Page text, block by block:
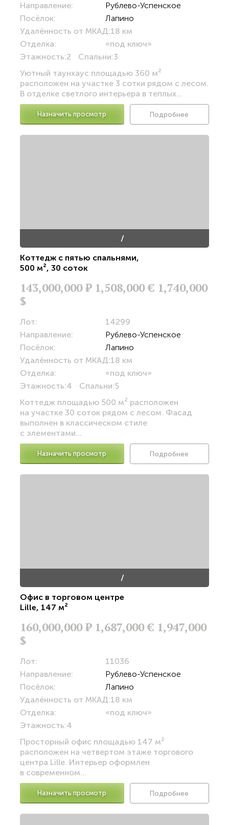
Направление:
Рублево-Успенское
Посёлок:
Лапино
Удалённость от МКАД:18 км
Отделка:
«под ключ»
Этажность:2 Спальни:3
Уютный таунхаус площадью 360 м²
расположен на участке 3 сотки рядом с лесом.
В отделке светлого интерьера в теплых...
Назначить просмотр Подробнее
/
Коттедж с пятью спальнями,
500 м², 30 соток
143,000,000Р 1,508,000 € 1,740,000
$
Лот:
14299
Направление:
Рублево-Успенское
Посёлок:
Лапино
Удалённость от МКАД:18 км
Отделка:
«под ключ»
Этажность:4 Спальни:5
Коттедж площадью 500 м² расположен
на участке 30 соток рядом с лесом. Фасад
выполнен в классическом стиле
с элементами...
Назначить просмотр Подробнее
/
Офис в торговом центре
Lille, 147 м²
160,000,000Р 1,687,000 € 1,947,000
$
Лот:
11036
Направление:
Рублево-Успенское
Посёлок:
Лапино
Удалённость от МКАД:18 км
Отделка:
«под ключ»
Этажность:4
Просторный офис площадью 147 м²
расположен на четвертом этаже торгового
центра Lille. Интерьер оформлен
в современном...
Назначить просмотр Подробнее